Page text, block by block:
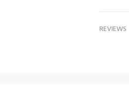
REVIEWS